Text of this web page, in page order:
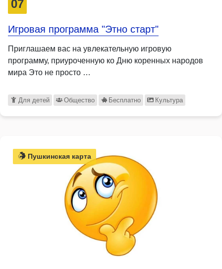
07
Игровая программа "Этно старт"
Приглашаем вас на увлекательную игровую
программу, приуроченную ко Дню коренных народов
мира Это не просто …
Для детей Общество Бесплатно Культура
Пушкинская карта